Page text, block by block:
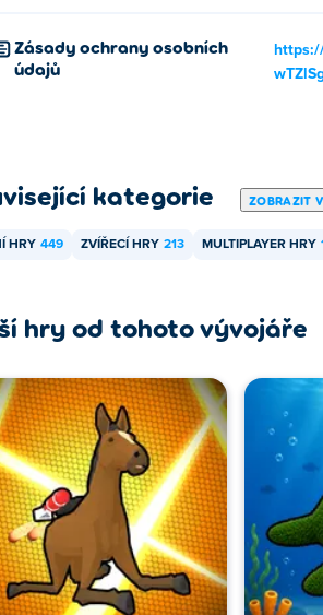
Zásady ochrany osobních
údajů
kategorie ZOBRAZIT
HRY 449 ZVÍŘECÍ HRY 213 MULTIPLAYER HRY
hry od tohoto vývojáře